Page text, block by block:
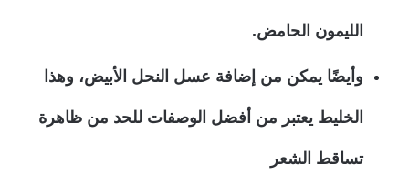
الليمون الحامض.
وأيضًا يمكن من إضافة عسل النحل الأبيض، وهذا
الخليط يعتبر من أفضل الوصفات للحد من ظاهرة
تساقط الشعر